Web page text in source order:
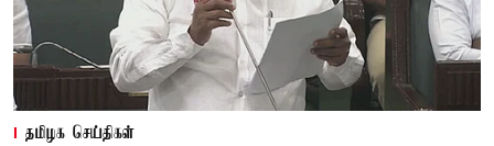
தமிழக செய்திகள்